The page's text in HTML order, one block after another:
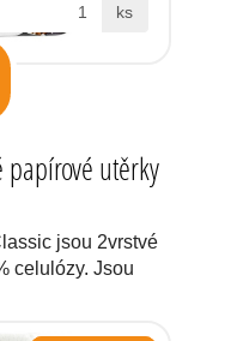
ks
papírové utěrky
jsou 2vrstvé
celulózy. Jsou